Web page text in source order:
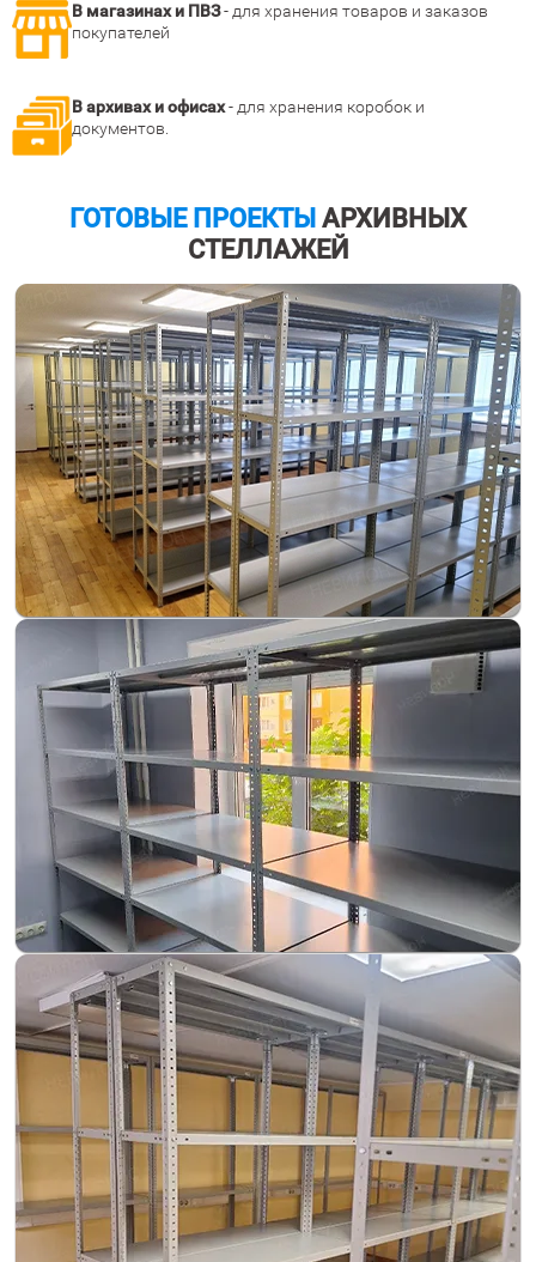
В магазинах и ПВЗ- для хранения товаров и заказов
покупателей
В архивах и офисах- для хранения коробок и
документов.
ГОТОВЫЕ ПРОЕКТЫ АРХИВНЫХ
СТЕЛЛАЖЕЙ